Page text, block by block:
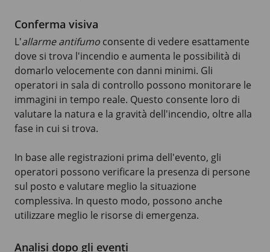
Conferma visiva
L'allarme antifumo consente di vedere esattamente
dove si trova l'incendio e aumenta le possibilità di
domarlo velocemente con danni minimi. Gli
operatori in sala di controllo possono monitorare le
immagini in tempo reale. Questo consente loro di
valutare la natura e la gravità dell'incendio, oltre alla
fase in cui si trova.
In base alle registrazioni prima dell'evento, gli
operatori possono verificare la presenza di persone
sul posto e valutare meglio la situazione
complessiva. In questo modo, possono anche
utilizzare meglio le risorse di emergenza.
Analisi dopo gli eventi